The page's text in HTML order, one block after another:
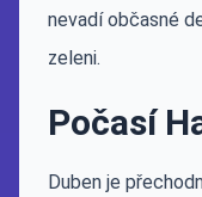
nevadí občasné
zeleni.
Počasí
Duben je